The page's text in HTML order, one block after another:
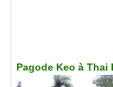
Pagode Keo à Thai